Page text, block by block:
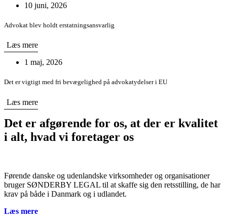
10 juni, 2026
Advokat blev holdt erstatningsansvarlig
Læs mere
1 maj, 2026
Det er vigtigt med fri bevægelighed på advokatydelser i EU
Læs mere
Det er afgørende for os, at der er kvalitet
i alt, hvad vi foretager os
Førende danske og udenlandske virksomheder og organisationer
bruger SØNDERBY LEGAL til at skaffe sig den retsstilling, de har
krav på både i Danmark og i udlandet.
Læs mere